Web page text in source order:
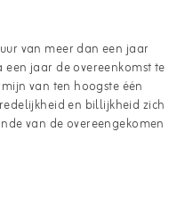
van meer dan een jaar
jaar de overeenkomst te
van ten hoogste één
en billijkheid zich
van de overeengekomen